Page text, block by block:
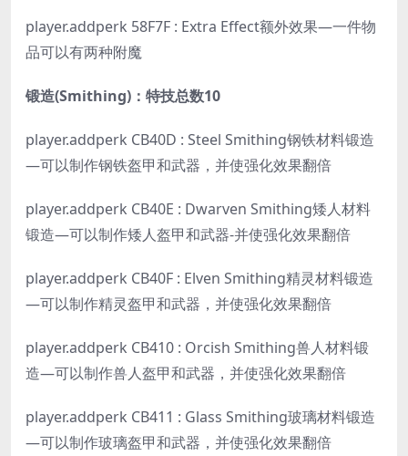
player.addperk 58F7F : Extra Effect额外效果—一件物
品可以有两种附魔
锻造(Smithing)：特技总数10
player.addperk CB40D : Steel Smithing钢铁材料锻造
—可以制作钢铁盔甲和武器，并使强化效果翻倍
player.addperk CB40E : Dwarven Smithing矮人材料
锻造—可以制作矮人盔甲和武器-并使强化效果翻倍
player.addperk CB40F : Elven Smithing精灵材料锻造
—可以制作精灵盔甲和武器，并使强化效果翻倍
player.addperk CB410 : Orcish Smithing兽人材料锻
造—可以制作兽人盔甲和武器，并使强化效果翻倍
player.addperk CB411 : Glass Smithing玻璃材料锻造
—可以制作玻璃盔甲和武器，并使强化效果翻倍